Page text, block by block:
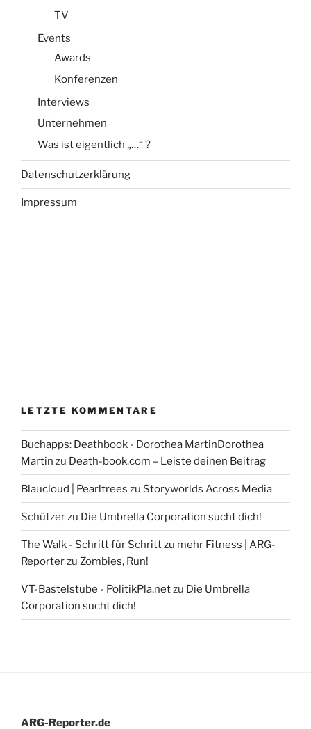
TV
Events
Awards
Konferenzen
Interviews
Unternehmen
Was ist eigentlich „…“ ?
Datenschutzerklärung
Impressum
LETZTE KOMMENTARE
Buchapps: Deathbook - Dorothea MartinDorothea
Martin zu Death-book.com – Leiste deinen Beitrag
Blaucloud | Pearltrees zu Storyworlds Across Media
Schützerzu Die Umbrella Corporation sucht dich!
The Walk - Schritt für Schritt zu mehr Fitness | ARG-
Reporterzu Zombies, Run!
VT-Bastelstube - PolitikPla.netzu Die Umbrella
Corporation sucht dich!
ARG-Reporter.de